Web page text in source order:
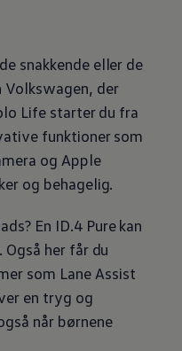
snakkende eller de
Volkswagen, der
Life starter du fra
funktioner som
og Apple
og behagelig.
En ID.4 Pure kan
her får du
som Lane Assist
en tryg og
når børnene